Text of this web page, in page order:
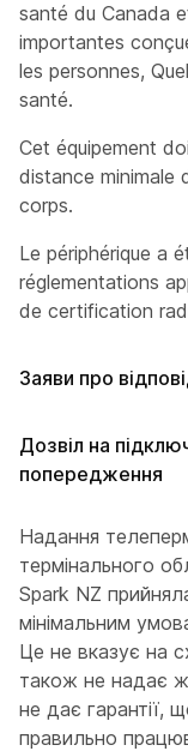
santé du Canada
importantes
les personnes,
santé.
Cet équipement
distance minimale
corps.
Le périphérique a
réglementations
de certification
Заяви про
Дозвіл на
попередження
Надання
термінального
Spark NZ
мінімальним
Це не вказує на
також не надає
не дає гарантії,
правильно